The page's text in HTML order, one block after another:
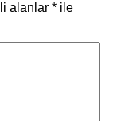
alanlar * ile